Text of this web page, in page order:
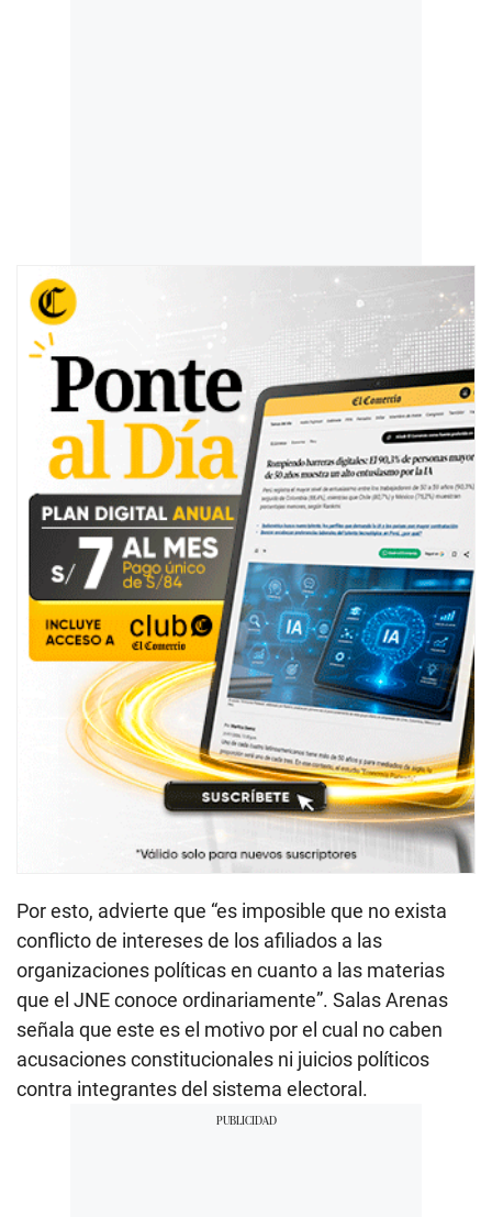
Por esto, advierte que “es imposible que no exista
conflicto de intereses de los afiliados a las
organizaciones políticas en cuanto a las materias
que el JNE conoce ordinariamente”. Salas Arenas
señala que este es el motivo por el cual no caben
acusaciones constitucionales ni juicios políticos
contra integrantes del sistema electoral.